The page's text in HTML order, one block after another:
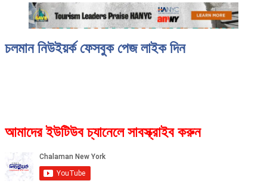
চলমান নিউইয়র্ক ফেসবুক পেজ লাইক দিন
আমাদের ইউটিউব চ্যানেলে সাবস্ক্রাইব করুন